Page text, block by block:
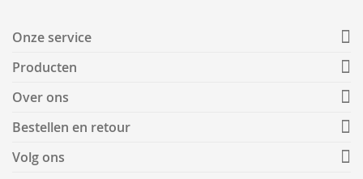
Onze service
Producten
Over ons
Bestellen en retour
Volg ons